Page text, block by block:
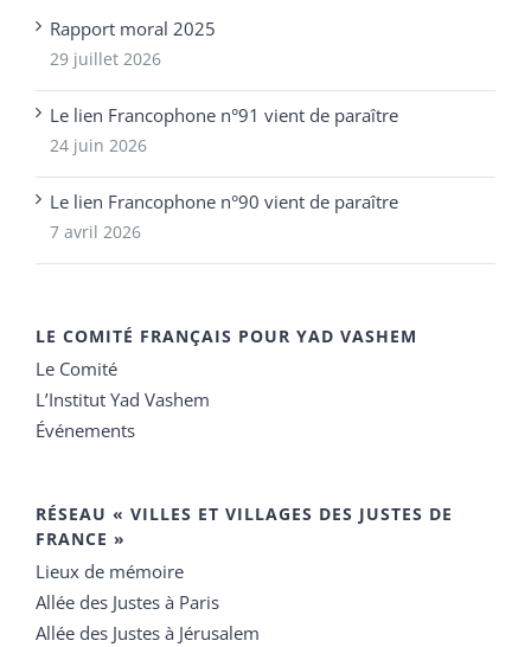
Rapport moral 2025
29 juillet 2026
Le lien Francophone n°91 vient de paraître
24 juin 2026
Le lien Francophone n°90 vient de paraître
7 avril 2026
LE COMITÉ FRANÇAIS POUR YAD VASHEM
Le Comité
L’Institut Yad Vashem
Événements
RÉSEAU « VILLES ET VILLAGES DES JUSTES DE
FRANCE »
Lieux de mémoire
Allée des Justes à Paris
Allée des Justes à Jérusalem